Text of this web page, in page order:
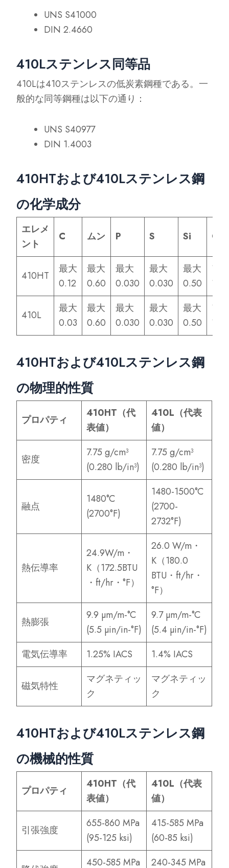
UNS S41000
DIN 2.4660
410Lステンレス同等品
410Lは410ステンレスの低炭素鋼種である。一
般的な同等鋼種は以下の通り：
UNS S40977
DIN 1.4003
410HTおよび410Lステンレス鋼
の化学成分
エレメ
ント
C ムン P S Si Cr
410HT
最大
0.12
最大
0.60
最大
0.030
最大
0.030
最大
0.50
410L
最大
0.03
最大
0.60
最大
0.030
最大
0.030
最大
0.50
410HTおよび410Lステンレス鋼
の物理的性質
プロパティ
410HT（代
表値）
410L（代表
値）
密度
7.75 g/cm³
(0.280 lb/in³)
7.75 g/cm³
(0.280 lb/in³)
融点
1480°C
(2700°F)
1480-1500°C
(2700-
2732°F)
熱伝導率
24.9W/m・
K（172.5BTU
・ft/hr・°F）
26.0 W/m・
K（180.0
BTU・ft/hr・
°F）
熱膨張
9.9 µm/m-°C
(5.5 µin/in-°F)
9.7 µm/m-°C
(5.4 µin/in-°F)
電気伝導率
1.25% IACS 1.4% IACS
磁気特性
マグネティッ
ク
マグネティッ
ク
410HTおよび410Lステンレス鋼
の機械的性質
プロパティ
410HT（代
表値）
410L（代表
値）
引張強度
655-860 MPa
(95-125 ksi)
415-585 MPa
(60-85 ksi)
450-585 MPa 240-345 MPa